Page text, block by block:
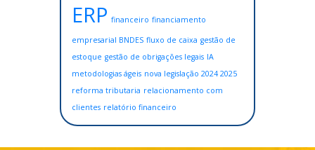
ERP financeiro financiamento
empresarial BNDES fluxo de caixa gestão de
estoque gestão de obrigações legais IA
metodologias ágeis nova legislação 2024 2025
reforma tributaria relacionamento com
clientes relatório financeiro